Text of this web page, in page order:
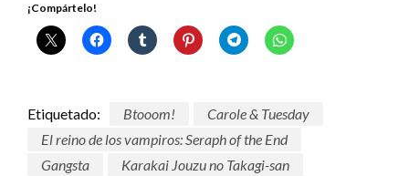
¡Compártelo!
Etiquetado: Btooom!
Carole & Tuesday
El reino de los vampiros: Seraph of the End
Gangsta
Karakai Jouzu no Takagi-san